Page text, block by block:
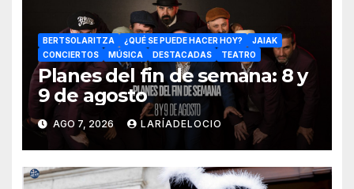
BERTSOLARITZA ¿QUÉ SE PUEDE HACER HOY?
JAIAK
CONCIERTOS
MÚSICA DESTACADAS TEATRO
Planes del fin de semana: 8 y
9 de agosto
AGO 7, 2026 LARÍADELOCIO